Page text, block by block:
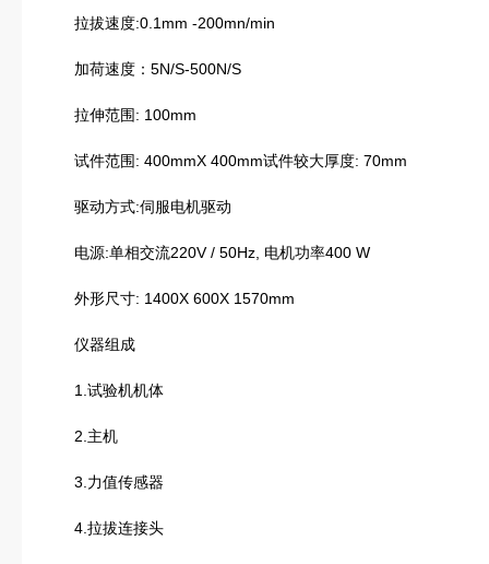
拉拔速度:0.1mm -200mn/min
加荷速度：5N/S-500N/S
拉伸范围: 100mm
试件范围: 400mmX 400mm试件较大厚度: 70mm
驱动方式:伺服电机驱动
电源:单相交流220V / 50Hz, 电机功率400 W
外形尺寸: 1400X 600X 1570mm
仪器组成
1.试验机机体
2.主机
3.力值传感器
4.拉拔连接头